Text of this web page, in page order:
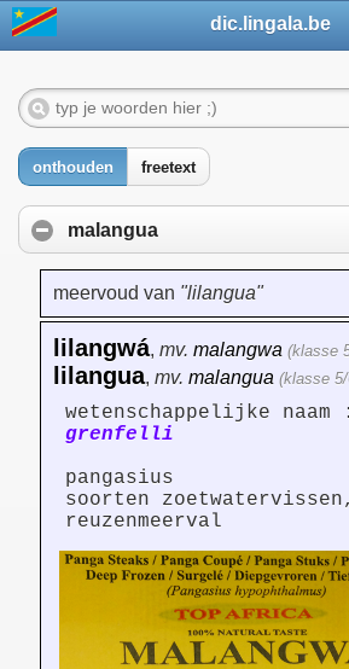
dic.lingala.be
onthouden freetext
malangua
meervoud van "lilangua"
lilangwá, mv. malangwa (klasse
lilangua, mv. malangua (klasse
wetenschappelijke naam
grenfelli
pangasius
soorten zoetwatervissen,
reuzenmeerval